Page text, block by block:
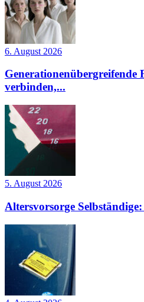
6. August 2026
Generationenübergreifende
verbinden,...
5. August 2026
Altersvorsorge